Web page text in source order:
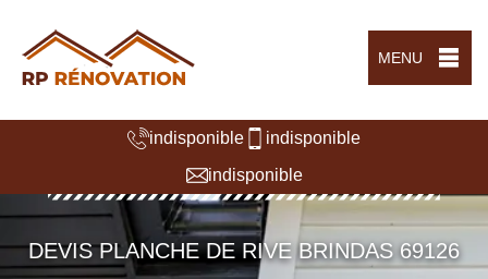
MENU
indisponible
indisponible
indisponible
DEVIS PLANCHE DE RIVE BRINDAS 69126